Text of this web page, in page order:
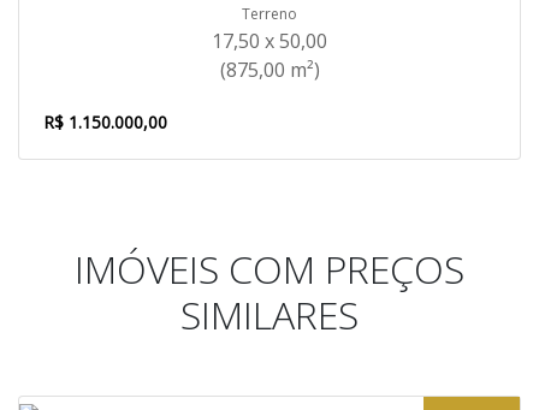
Terreno
17,50 x 50,00
(875,00 m²)
R$ 1.150.000,00
IMÓVEIS COM PREÇOS
SIMILARES